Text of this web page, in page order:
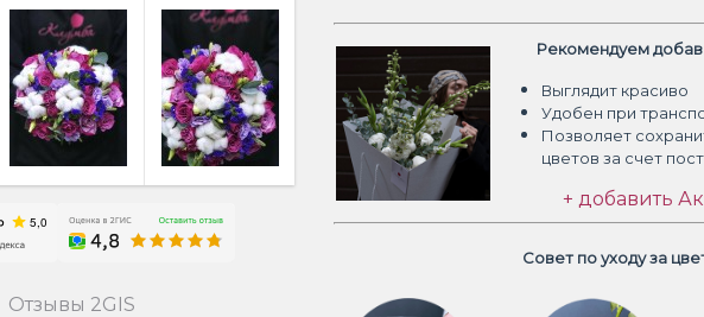
Отзывы 2GIS
Рекомендуем
Выглядит красиво
Удобен при
Позволяет
цветов за счет
+ добавить
Совет по уходу за